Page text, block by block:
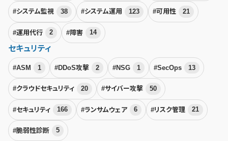
#システム監視 38 #システム運用 123 #可用性 21
#運用代行 2 #障害 14
セキュリティ
#ASM 1 #DDoS攻撃 2 #NSG 1 #SecOps 13
#クラウドセキュリティ 20 #サイバー攻撃 50
#セキュリティ 166 #ランサムウェア 6 #リスク管理 21
#脆弱性診断 5